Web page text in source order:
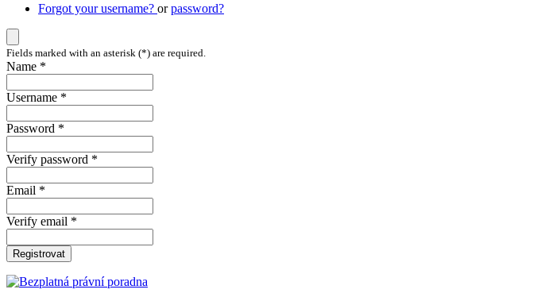
Forgot your username? orpassword?
Fields marked with an asterisk (*) are required.
Name *
Username *
Password *
Verify password *
Email *
Verify email *
Registrovat